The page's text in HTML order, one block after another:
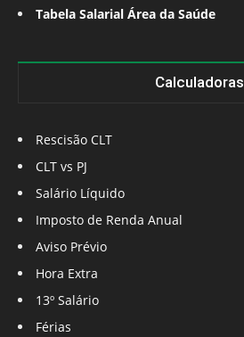
Tabela Salarial Área da Saúde
Calculadoras
Rescisão CLT
CLT vs PJ
Salário Líquido
Imposto de Renda Anual
Aviso Prévio
Hora Extra
13º Salário
Férias